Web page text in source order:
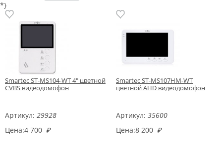
*}
Smartec ST-MS104-WT 4" цветной
CVBS видеодомофон
Артикул: 29928
Цена:4 700 ₽
Smartec ST-MS107HM-WT
цветной AHD видеодомофон
Артикул: 35600
Цена:8 200 ₽